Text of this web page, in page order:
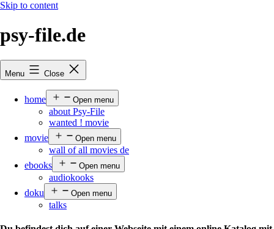
Skip to content
psy-file.de
Menu Close
home Open menu
about Psy-File
wanted ! movie
movie
Open menu
wall of all movies de
ebooks
Open menu
audiokooks
doku
Open menu
talks